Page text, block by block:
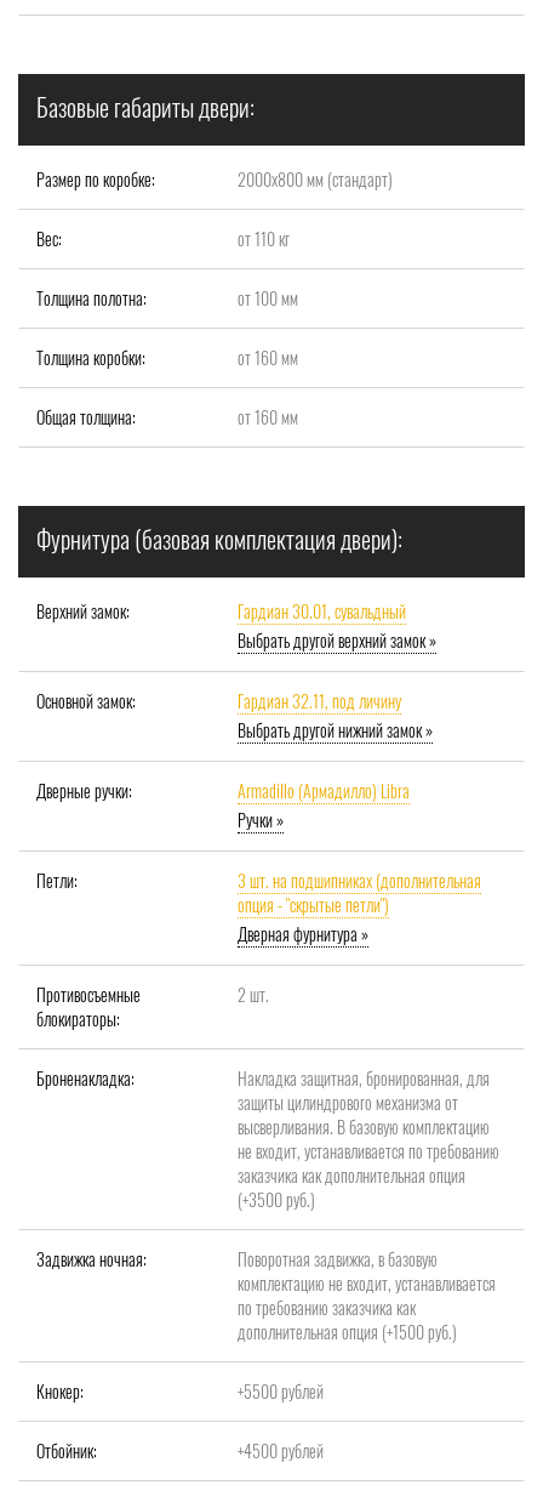
Базовые габариты двери:
Размер по коробке: 2000x800 мм (стандарт)
Вес: от 110 кг
Толщина полотна: от 100 мм
Толщина коробки: от 160 мм
Общая толщина: от 160 мм
Фурнитура (базовая комплектация двери):
Верхний замок:
Гардиан 30.01, сувальдный
Выбрать другой верхний замок »
Основной замок:
Гардиан 32.11, под личину
Выбрать другой нижний замок »
Дверные ручки:
Armadillo (Армадилло) Libra
Ручки »
Петли:
3 шт. на подшипниках (дополнительная
опция - "скрытые петли")
Дверная фурнитура »
Противосъемные
блокираторы:
2 шт.
Броненакладка:
Накладка защитная, бронированная, для
защиты цилиндрового механизма от
высверливания. В базовую комплектацию
не входит, устанавливается по требованию
заказчика как дополнительная опция
(+3500 руб.)
Задвижка ночная:
Поворотная задвижка, в базовую
комплектацию не входит, устанавливается
по требованию заказчика как
дополнительная опция (+1500 руб.)
Кнокер: +5500 рублей
Отбойник: +4500 рублей